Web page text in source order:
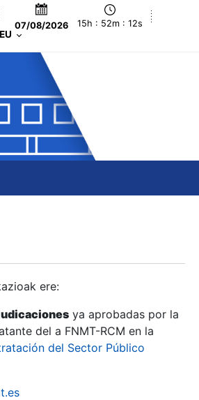
07/08/2026 15h : 52m : 13s
EU
ere:
ya aprobadas por la
del a FNMT-RCM en la
del Sector Público